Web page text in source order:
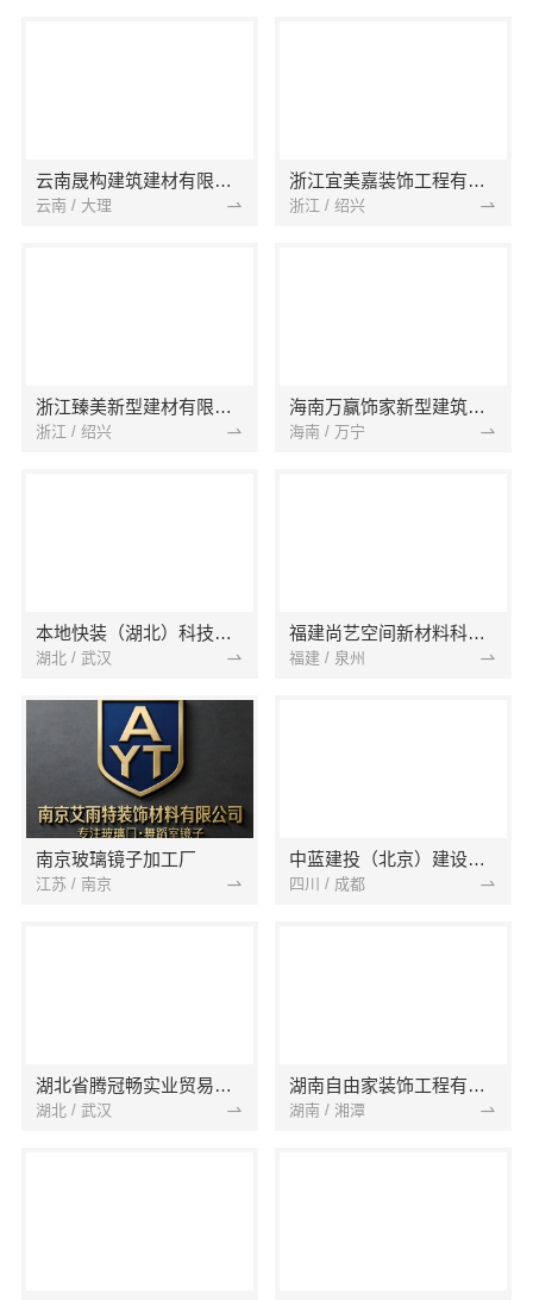
云南晟构建筑建材有限公司
云南 / 大理
浙江宜美嘉装饰工程有限公司
浙江 / 绍兴
浙江臻美新型建材有限公司
浙江 / 绍兴
海南万赢饰家新型建筑材料有限公司
海南 / 万宁
本地快装（湖北）科技有限公司
湖北 / 武汉
福建尚艺空间新材料科技有限公司
福建 / 泉州
南京玻璃镜子加工厂
江苏 / 南京
中蓝建投（北京）建设有限公司四川第一分公司
四川 / 成都
湖北省腾冠畅实业贸易有限公司
湖北 / 武汉
湖南自由家装饰工程有限公司
湖南 / 湘潭